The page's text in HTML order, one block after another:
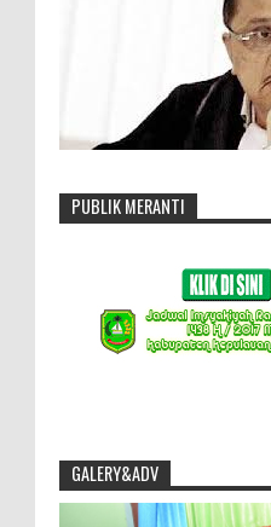
PUBLIK MERANTI
GALERY&ADV